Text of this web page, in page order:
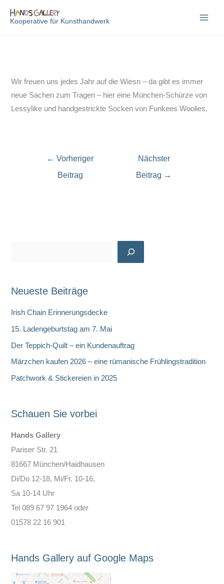
InhaltKooperative für Kunsthandwerk
Wir freuen uns jedes Jahr auf die Wiesn – da gibt es immer
neue Sachen zum Tragen – hier eine München-Schürze von
Lessylike und handgestrickte Socken von Funkees Woolies.
← Vorheriger
Beitrag
Nächster
Beitrag →
h
Neueste Beiträge
Irish Chain Erinnerungsdecke
15. Ladengeburtstag am 7. Mai
Der Teppich-Quilt – ein Kundenauftrag
Märzchen kaufen 2026 – eine rümanische Frühlingstradition
Patchwork & Stickereien in 2025
Schauen Sie vorbei
Hands Gallery
Pariser Str. 21
81667 München/Haidhausen
Di/Do 12-18, Mi/Fr. 10-16,
Sa 10-14 Uhr
Tel 089 67 97 1964 oder
01578 22 16 901
Hands Gallery auf Google Maps